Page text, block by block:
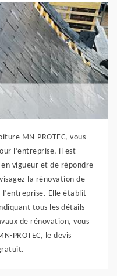
MN-PROTEC, vous
l’entreprise, il est
vigueur et de répondre
la rénovation de
Elle établit
tous les détails
de rénovation, vous
PROTEC, le devis